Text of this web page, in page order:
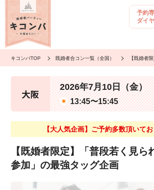
予約
ダイ
キコンパTOP 既婚者合コン一覧（全国） 【既婚者
大阪
2026年7月10日（金）
13:45〜15:45
【大人気企画】ご予約多数頂いて
【既婚者限定】「普段若く見ら
参加」の最強タッグ企画